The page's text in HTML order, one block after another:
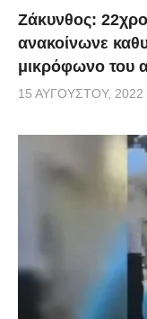
Ζάκυνθος:
ανακοίνωνε
μικρόφωνο του
15 ΑΥΓΟΎΣΤΟΥ, 2022